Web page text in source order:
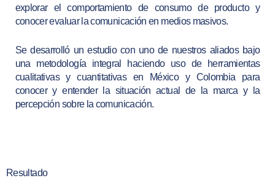
explorar el comportamiento de consumo de producto y
conocer evaluar la comunicación en medios masivos.
Se desarrolló un estudio con uno de nuestros aliados bajo
una metodología integral haciendo uso de herramientas
cualitativas y cuantitativas en México y Colombia para
conocer y entender la situación actual de la marca y la
percepción sobre la comunicación.
Resultado